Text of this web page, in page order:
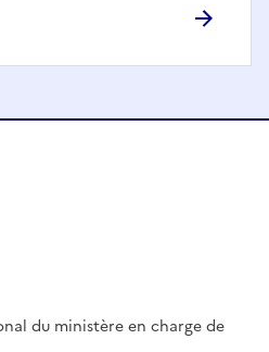
du ministère en charge de